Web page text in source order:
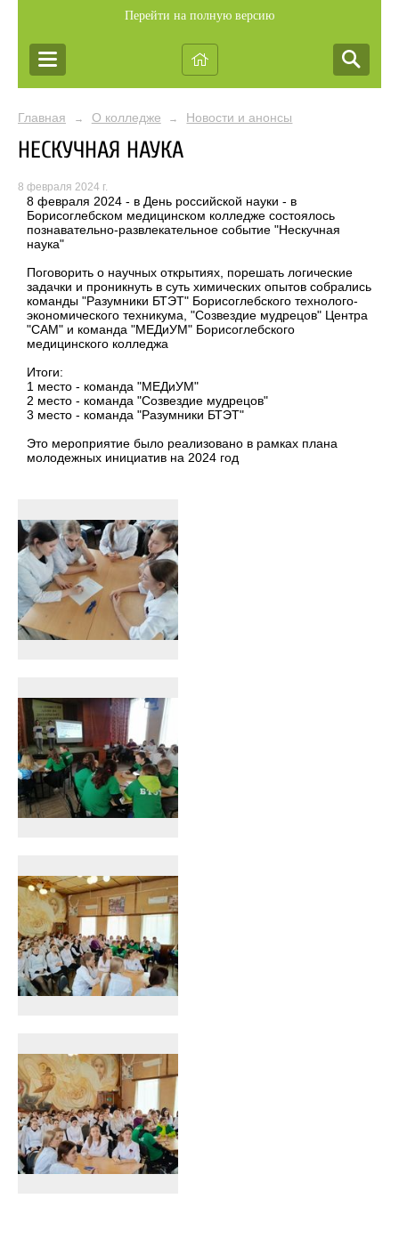
Перейти на полную версию
Главная → О колледже → Новости и анонсы
НЕСКУЧНАЯ НАУКА
8 февраля 2024 г.
8 февраля 2024 - в День российской науки - в
Борисоглебском медицинском колледже состоялось
познавательно-развлекательное событие "Нескучная
наука"
Поговорить о научных открытиях, порешать логические
задачки и проникнуть в суть химических опытов собрались
команды "Разумники БТЭТ" Борисоглебского технолого-
экономического техникума, "Созвездие мудрецов" Центра
"САМ" и команда "МЕДиУМ" Борисоглебского
медицинского колледжа
Итоги:
1 место - команда "МЕДиУМ"
2 место - команда "Созвездие мудрецов"
3 место - команда "Разумники БТЭТ"
Это мероприятие было реализовано в рамках плана
молодежных инициатив на 2024 год